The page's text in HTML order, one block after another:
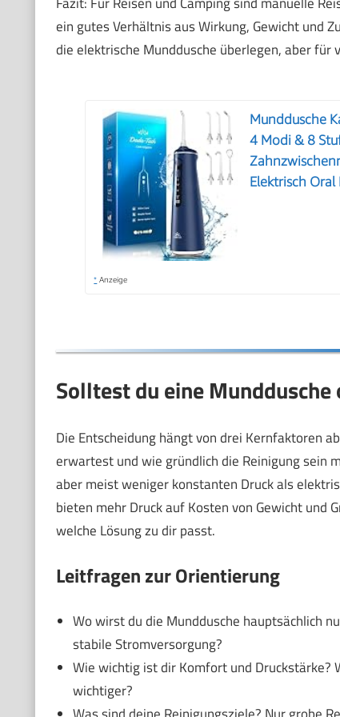
ein gutes Verhältnis aus Wirkung, Gewicht und
die elektrische Munddusche überlegen, aber
Munddusche
4 Modi & 8
Elektrisch
* Anzeige
Solltest du eine
Die Entscheidung hängt von drei Kernfaktoren
erwartest und wie gründlich die Reinigung sein
aber meist weniger konstanten Druck als
bieten mehr Druck auf Kosten von Gewicht und
welche Lösung zu dir passt.
Leitfragen zur Orientierung
Wo wirst du die Munddusche hauptsächlich
stabile Stromversorgung?
Wie wichtig ist dir Komfort und
wichtiger?